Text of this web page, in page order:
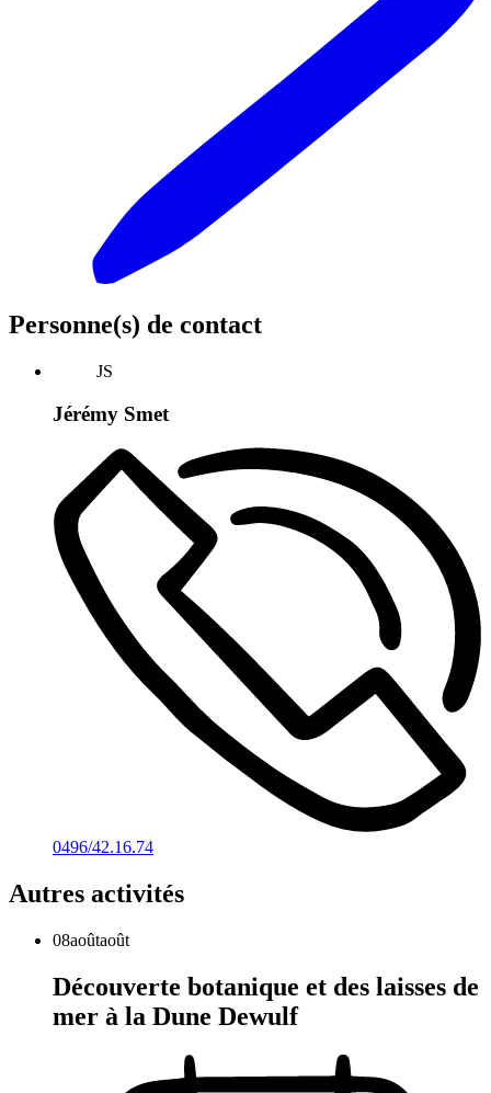
Personne(s) de contact
JS
Jérémy Smet
0496/42.16.74
Autres activités
08aoûtaoût
Découverte botanique et des laisses de
mer à la Dune Dewulf